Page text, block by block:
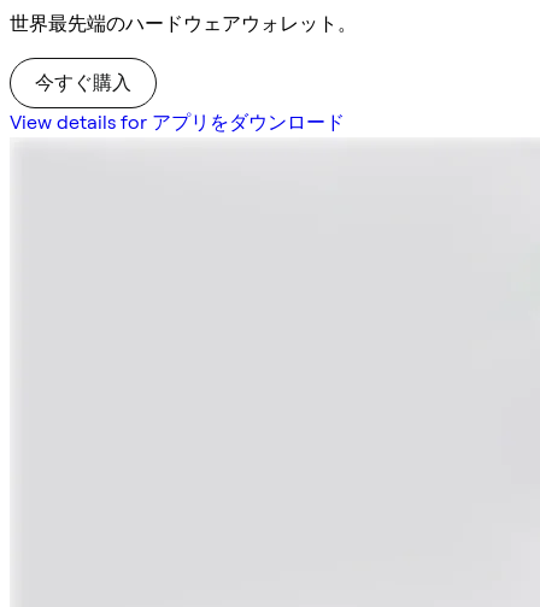
世界最先端のハードウェアウォレット。
今すぐ購入
View details for アプリをダウンロード